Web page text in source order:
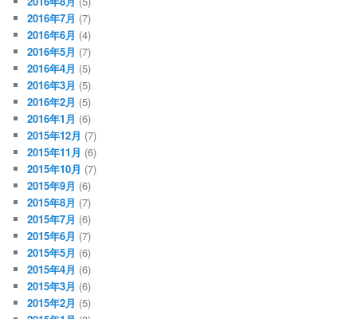
2016年7月 (7)
2016年6月 (4)
2016年5月 (7)
2016年4月 (5)
2016年3月 (5)
2016年2月 (5)
2016年1月 (6)
2015年12月 (7)
2015年11月 (6)
2015年10月 (7)
2015年9月 (6)
2015年8月 (7)
2015年7月 (6)
2015年6月 (7)
2015年5月 (6)
2015年4月 (6)
2015年3月 (6)
2015年2月 (5)